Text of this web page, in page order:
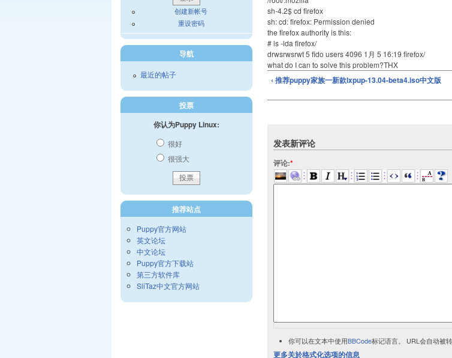
sh-4.2$ cd firefox
sh: cd: firefox: Permission denied
the firefox authority is this:
# ls -lda firefox/
drwsrwsrwt 5 fido users 4096 1月 5 16:19 firefox/
what do I can to solve this problem?THX
‹ 推荐puppy家族一新款lxpup-13.04-beta4.iso中文版
发表新评论
评论:*
你可以在文本中使用BBCode标记语言。 URL会自动被转
更多关於格式化选项的信息
创建新帐号
重设密码
导航
最近的帖子
投票
你认为Puppy Linux:
很好
很强大
推荐站点
Puppy官方网站
英文论坛
中文论坛
Puppy官方下载站
第三方软件库
SliTaz中文官方网站